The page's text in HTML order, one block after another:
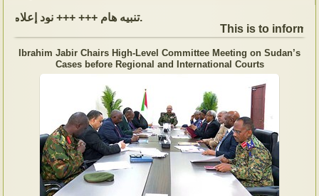
This is to inform,
Ibrahim Jabir Chairs High-Level Committee Meeting on Sudan’s
Cases before Regional and International Courts